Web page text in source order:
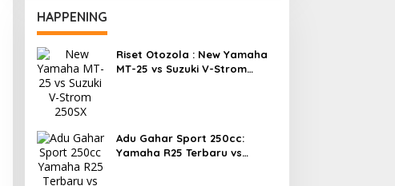
HAPPENING
Riset Otozola : New Yamaha
MT-25 vs Suzuki V-Strom
Adu Gahar Sport 250cc:
Yamaha R25 Terbaru vs